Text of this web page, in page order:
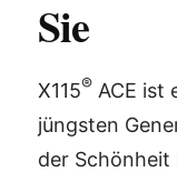
Sie
X115® ACE ist
jüngsten
der